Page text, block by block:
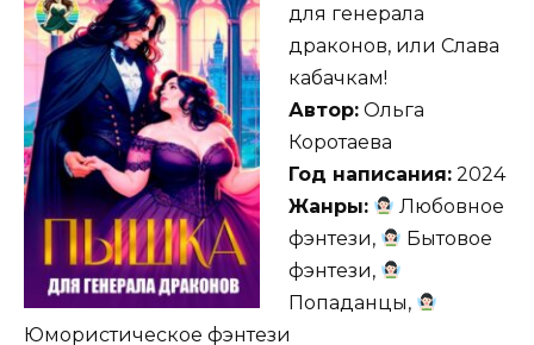
для генерала
драконов, или Слава
кабачкам!
Автор: Ольга
Коротаева
Год написания: 2024
Жанры:
Любовное
фэнтези,
Бытовое
фэнтези,
Попаданцы,
Юмористическое фэнтези